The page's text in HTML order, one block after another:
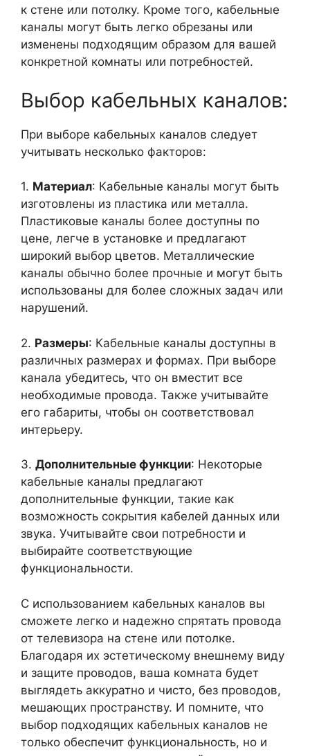
к стене или потолку. Кроме того, кабельные
каналы могут быть легко обрезаны или
изменены подходящим образом для вашей
конкретной комнаты или потребностей.
Выбор кабельных каналов:
При выборе кабельных каналов следует
учитывать несколько факторов:
1. Материал: Кабельные каналы могут быть
изготовлены из пластика или металла.
Пластиковые каналы более доступны по
цене, легче в установке и предлагают
широкий выбор цветов. Металлические
каналы обычно более прочные и могут быть
использованы для более сложных задач или
нарушений.
2. Размеры: Кабельные каналы доступны в
различных размерах и формах. При выборе
канала убедитесь, что он вместит все
необходимые провода. Также учитывайте
его габариты, чтобы он соответствовал
интерьеру.
3. Дополнительные функции: Некоторые
кабельные каналы предлагают
дополнительные функции, такие как
возможность сокрытия кабелей данных или
звука. Учитывайте свои потребности и
выбирайте соответствующие
функциональности.
С использованием кабельных каналов вы
сможете легко и надежно спрятать провода
от телевизора на стене или потолке.
Благодаря их эстетическому внешнему виду
и защите проводов, ваша комната будет
выглядеть аккуратно и чисто, без проводов,
мешающих пространству. И помните, что
выбор подходящих кабельных каналов не
только обеспечит функциональность, но и